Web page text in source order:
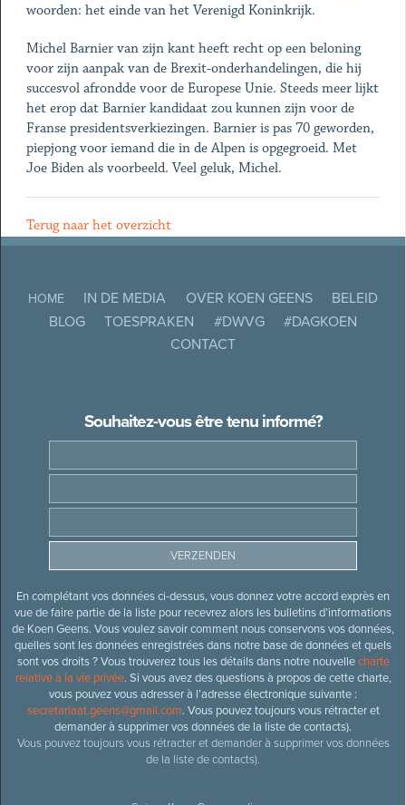
woorden: het einde van het Verenigd Koninkrijk.
Michel Barnier van zijn kant heeft recht op een beloning
voor zijn aanpak van de Brexit-onderhandelingen, die hij
succesvol afrondde voor de Europese Unie. Steeds meer lijkt
het erop dat Barnier kandidaat zou kunnen zijn voor de
Franse presidentsverkiezingen. Barnier is pas 70 geworden,
piepjong voor iemand die in de Alpen is opgegroeid. Met
Joe Biden als voorbeeld. Veel geluk, Michel.
Terug naar het overzicht
HOME IN DE MEDIA OVER KOEN GEENS
BELEID
BLOG
TOESPRAKEN #DWVG
#DAGKOEN
CONTACT
Souhaitez-vous être tenu informé?
En complétant vos données ci-dessus, vous donnez votre accord exprès en
vue de faire partie de la liste pour recevrez alors les bulletins d’informations
de Koen Geens. Vous voulez savoir comment nous conservons vos données,
quelles sont les données enregistrées dans notre base de données et quels
sont vos droits ? Vous trouverez tous les détails dans notre nouvellecharte
relative à la vie privée. Si vous avez des questions à propos de cette charte,
vous pouvez vous adresser à l’adresse électronique suivante :
secretariaat.geens@gmail.com. Vous pouvez toujours vous rétracter et
demander à supprimer vos données de la liste de contacts).
Vous pouvez toujours vous rétracter et demander à supprimer vos données
de la liste de contacts).